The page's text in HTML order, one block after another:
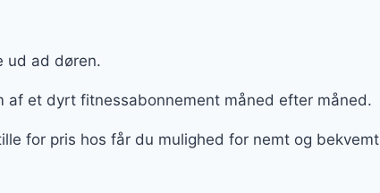
ud ad døren.
et dyrt fitnessabonnement måned efter måned.
for pris hos får du mulighed for nemt og